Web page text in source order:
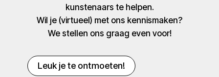
kunstenaars te helpen.
Wil je (virtueel) met ons kennismaken?
We stellen ons graag even voor!
Leuk je te ontmoeten!